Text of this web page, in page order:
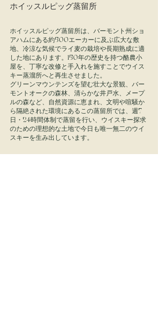
ホイッスルピッグ蒸留所
ホイッスルピッグ蒸留所は、バーモント州ショ
アハムにある約500エーカーに及ぶ広大な敷
地、冷涼な気候でライ麦の栽培や長期熟成に適
した地にあります。150年の歴史を持つ酪農小
屋を、丁寧な改修と手入れを施すことでウイス
キー蒸溜所へと再生させました。
グリーンマウンテンズを望む壮大な景観、バー
モントオークの森林、清らかな井戸水、メープ
ルの森など、自然資源に恵まれ、文明や喧騒か
ら隔絶された環境にあるこの蒸留所では、週7
日・24時間体制で蒸留を行い、ウイスキー探求
のための理想的な土地で今日も唯一無二のウイ
スキーを生み出しています。